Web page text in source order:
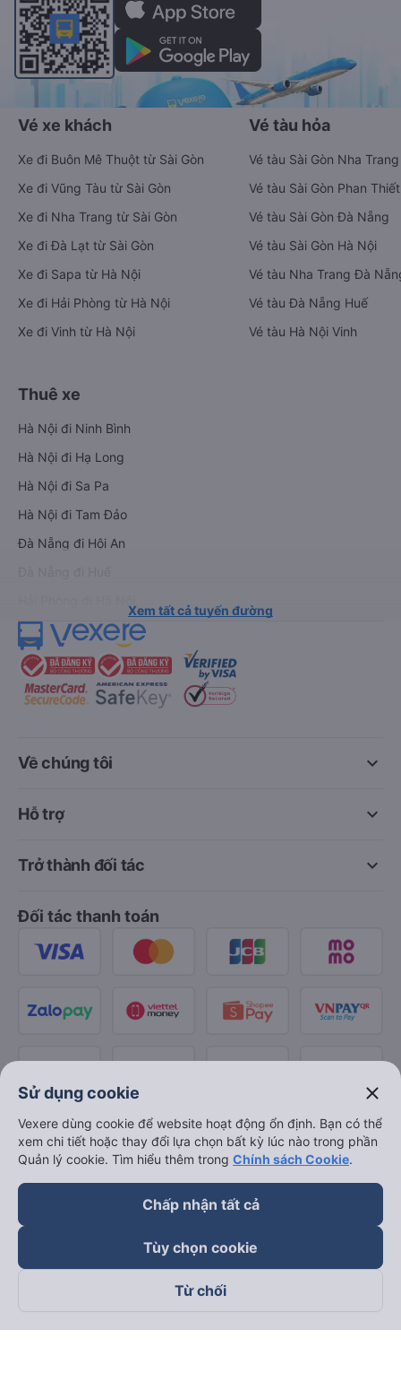
Vé xe khách
Xe đi Buôn Mê Thuột từ Sài Gòn
Xe đi Vũng Tàu từ Sài Gòn
Xe đi Nha Trang từ Sài Gòn
Xe đi Đà Lạt từ Sài Gòn
Xe đi Sapa từ Hà Nội
Xe đi Hải Phòng từ Hà Nội
Xe đi Vinh từ Hà Nội
Vé tàu hỏa
Vé tàu Sài Gòn Nha Trang
Vé tàu Sài Gòn Phan Thiết
Vé tàu Sài Gòn Đà Nẵng
Vé tàu Sài Gòn Hà Nội
Vé tàu Nha Trang Đà
Vé tàu Đà Nẵng Huế
Vé tàu Hà Nội Vinh
Thuê xe
Hà Nội đi Ninh Bình
Hà Nội đi Hạ Long
Hà Nội đi Sa Pa
Hà Nội đi Tam Đảo
Đà Nẵng đi Hội An
Xem tất cả tuyến đường
keyboard_arrow_down
Về chúng tôi
keyboard_arrow_down
Hỗ trợ
keyboard_arrow_down
Trở thành đối tác
Đối tác thanh toán
Theo dõi chúng tôi trên
Sử dụng cookie close
Vexere dùng cookie để website hoạt động ổn định. Bạn có thể
xem chi tiết hoặc thay đổi lựa chọn bất kỳ lúc nào trong phần
Quản lý cookie. Tìm hiểu thêm trong Chính sách Cookie.
Chấp nhận tất cả
Tùy chọn cookie
Từ chối